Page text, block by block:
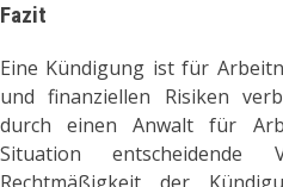
Fazit
Eine Kündigung ist für
und finanziellen Risiken
durch einen Anwalt für
Situation